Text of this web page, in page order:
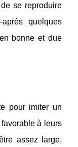
se reproduire
quelques
bonne et due
pour imiter un
à leurs
assez large,